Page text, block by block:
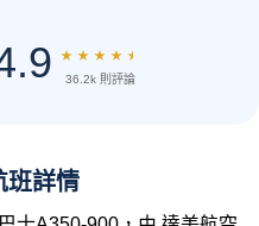
★ ★ ★ ★ ★
36.2k 則評論
班詳情